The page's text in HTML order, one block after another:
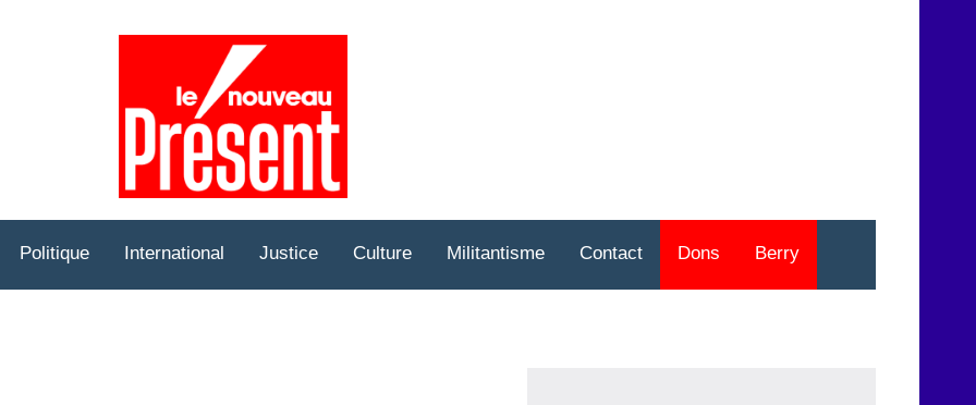
Politique International Justice Culture Militantisme Contact Dons Berry